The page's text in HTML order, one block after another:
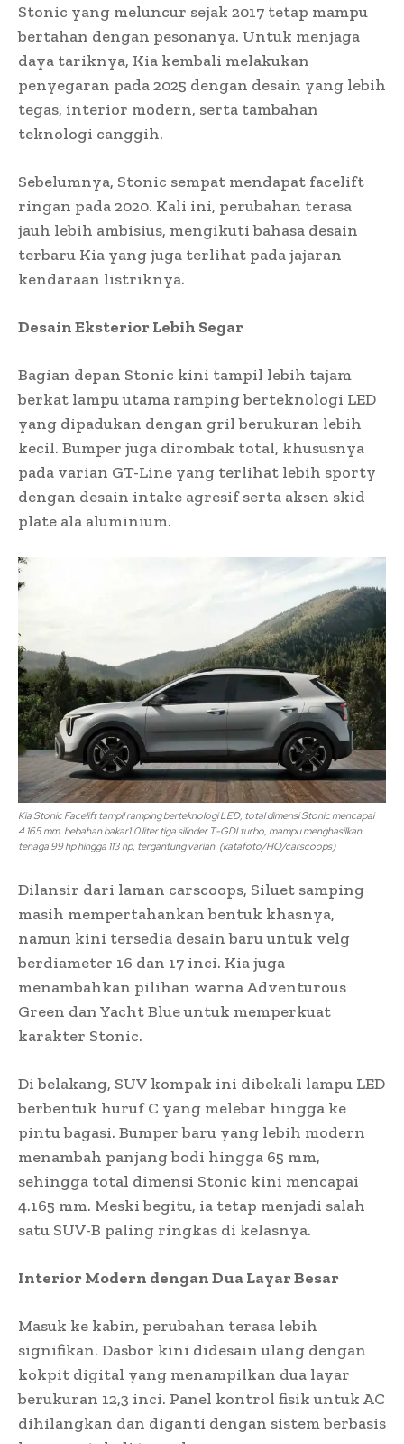
Stonic yang meluncur sejak 2017 tetap mampu
bertahan dengan pesonanya. Untuk menjaga
daya tariknya, Kia kembali melakukan
penyegaran pada 2025 dengan desain yang lebih
tegas, interior modern, serta tambahan
teknologi canggih.
Sebelumnya, Stonic sempat mendapat facelift
ringan pada 2020. Kali ini, perubahan terasa
jauh lebih ambisius, mengikuti bahasa desain
terbaru Kia yang juga terlihat pada jajaran
kendaraan listriknya.
Desain Eksterior Lebih Segar
Bagian depan Stonic kini tampil lebih tajam
berkat lampu utama ramping berteknologi LED
yang dipadukan dengan gril berukuran lebih
kecil. Bumper juga dirombak total, khususnya
pada varian GT-Line yang terlihat lebih sporty
dengan desain intake agresif serta aksen skid
plate ala aluminium.
Kia Stonic Facelift tampil ramping berteknologi LED, total dimensi Stonic mencapai
4.165 mm. bebahan bakar1.0 liter tiga silinder T-GDI turbo, mampu menghasilkan
tenaga 99 hp hingga 113 hp, tergantung varian. (katafoto/HO/carscoops)
Dilansir dari laman carscoops, Siluet samping
masih mempertahankan bentuk khasnya,
namun kini tersedia desain baru untuk velg
berdiameter 16 dan 17 inci. Kia juga
menambahkan pilihan warna Adventurous
Green dan Yacht Blue untuk memperkuat
karakter Stonic.
Di belakang, SUV kompak ini dibekali lampu LED
berbentuk huruf C yang melebar hingga ke
pintu bagasi. Bumper baru yang lebih modern
menambah panjang bodi hingga 65 mm,
sehingga total dimensi Stonic kini mencapai
4.165 mm. Meski begitu, ia tetap menjadi salah
satu SUV-B paling ringkas di kelasnya.
Interior Modern dengan Dua Layar Besar
Masuk ke kabin, perubahan terasa lebih
signifikan. Dasbor kini didesain ulang dengan
kokpit digital yang menampilkan dua layar
berukuran 12,3 inci. Panel kontrol fisik untuk AC
dihilangkan dan diganti dengan sistem berbasis